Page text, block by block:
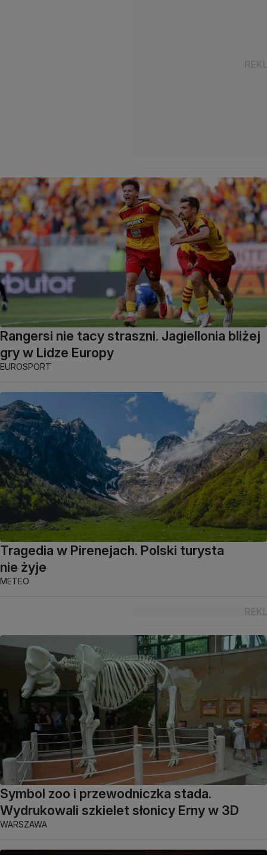
Rangersi nie tacy straszni. Jagiellonia bliżej
gry w Lidze Europy
EUROSPORT
Tragedia w Pirenejach. Polski turysta
nie żyje
METEO
Symbol zoo i przewodniczka stada.
Wydrukowali szkielet słonicy Erny w 3D
WARSZAWA